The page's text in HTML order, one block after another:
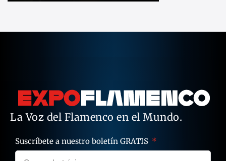
La Voz del Flamenco en el Mundo.
Suscríbete a nuestro boletín GRATIS